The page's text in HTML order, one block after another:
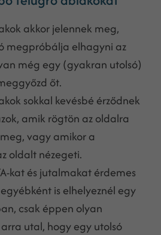
akkor jelennek meg,
megpróbálja elhagyni az
még egy (gyakran utolsó)
őt.
sokkal kevésbé érződnek
amik rögtön az oldalra
vagy amikor a
oldalt nézegeti.
kat és jutalmakat érdemes
is elhelyeznél egy
csak éppen olyan
utal, hogy egy utolsó